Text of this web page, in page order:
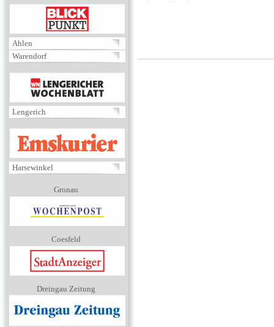
BLICKPUNKT
Ahlen
Warendorf
MENÜ
Lengerich
EMSKURIER
Harsewinkel
Gronau
Coesfeld
Dreingau Zeitung